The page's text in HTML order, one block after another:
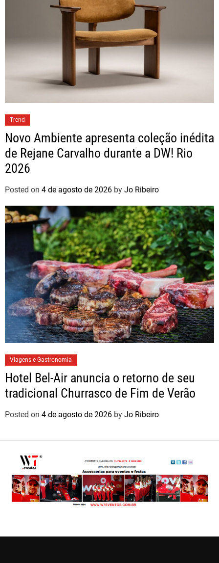
Trend
Novo Ambiente apresenta coleção inédita
de Rejane Carvalho durante a DW! Rio
2026
Posted on 4 de agosto de 2026 by Jo Ribeiro
Viagens e Gastronomia
Hotel Bel-Air anuncia o retorno de seu
tradicional Churrasco de Fim de Verão
Posted on 4 de agosto de 2026 by Jo Ribeiro